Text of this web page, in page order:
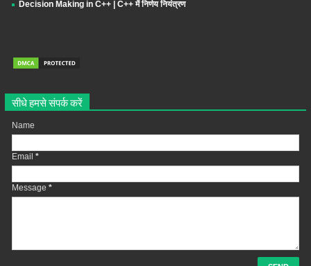
Decision Making in C++ | C++ में निर्णय नियंत्रण
सीधे हमसे संपर्क करें
Name
Email *
Message *